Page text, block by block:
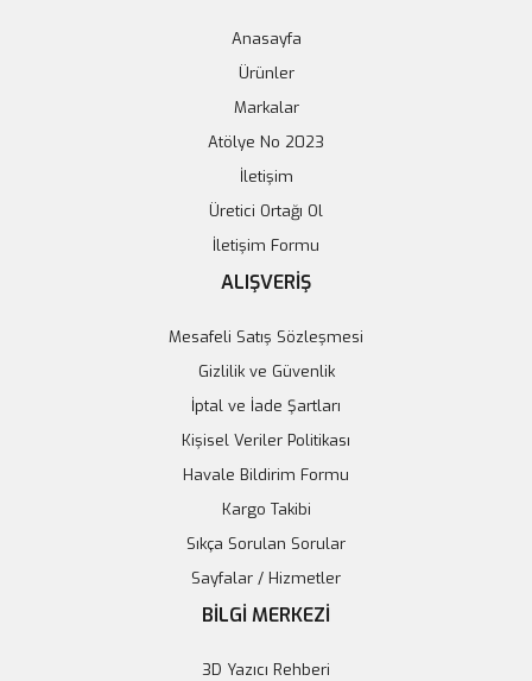
Re-Size CD-X3 Profesyonel Ultrasonik Temizleyici
11.426,04 TL
Anasayfa
Ürünler
Markalar
Atölye No 2023
İletişim
Üretici Ortağı Ol
İletişim Formu
ALIŞVERİŞ
Mesafeli Satış Sözleşmesi
Gizlilik ve Güvenlik
İptal ve İade Şartları
Kişisel Veriler Politikası
Havale Bildirim Formu
Kargo Takibi
Sıkça Sorulan Sorular
Sayfalar / Hizmetler
BİLGİ MERKEZİ
3D Yazıcı Rehberi